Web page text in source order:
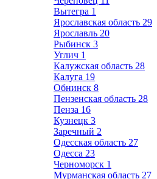
Вытегра 1
Ярославская область 29
Ярославль 20
Рыбинск 3
Углич 1
Калужская область 28
Калуга 19
Обнинск 8
Пензенская область 28
Пенза 16
Кузнецк 3
Заречный 2
Одесская область 27
Одесса 23
Черноморск 1
Мурманская область 27